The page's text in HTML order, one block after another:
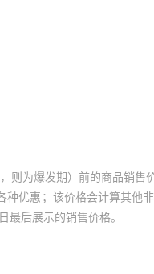
则为爆发期）前的商品销售
种优惠；该价格会计算其他
后展示的销售价格。